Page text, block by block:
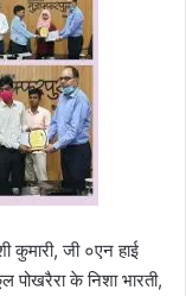
जी ०एन हाई
के निशा भारती,